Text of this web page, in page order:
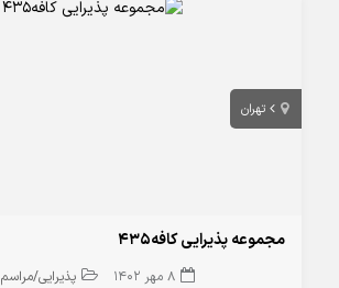
تهران
مجموعه پذیرایی کافه435
8 مهر 1402 پذیرایی/مراسم